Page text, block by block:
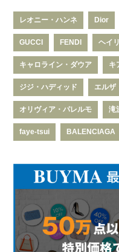
レオニー・ハンネ Dior
GUCCI FENDI ヘイ
キャロライン・ダウア キ
ジジ・ハディッド エルザ
オリヴィア・パレルモ 滝
faye-tsui BALENCIAGA